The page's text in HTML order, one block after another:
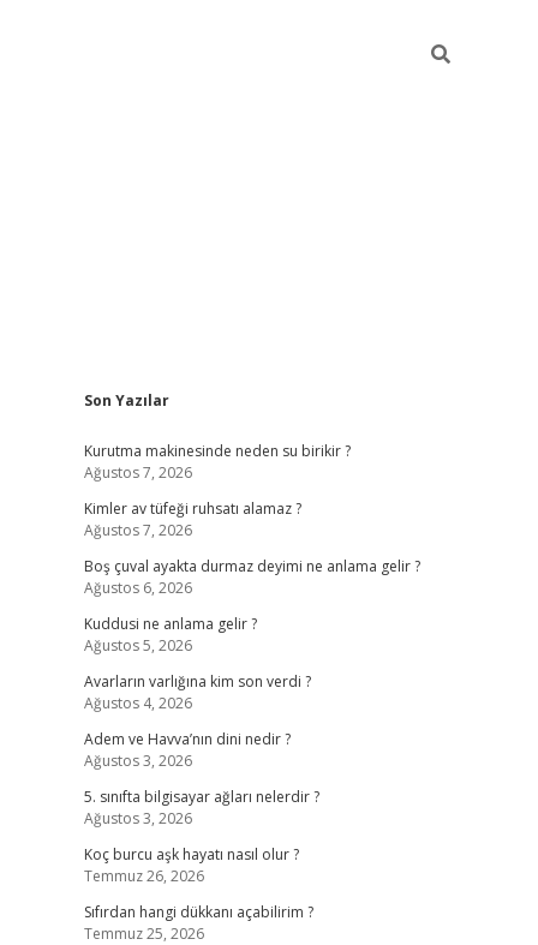
Sidebar
Son Yazılar
Kurutma makinesinde neden su birikir ?
Ağustos 7, 2026
Kimler av tüfeği ruhsatı alamaz ?
Ağustos 7, 2026
Boş çuval ayakta durmaz deyimi ne anlama gelir ?
Ağustos 6, 2026
Kuddusi ne anlama gelir ?
Ağustos 5, 2026
Avarların varlığına kim son verdi ?
Ağustos 4, 2026
Adem ve Havva’nın dini nedir ?
Ağustos 3, 2026
5. sınıfta bilgisayar ağları nelerdir ?
Ağustos 3, 2026
Koç burcu aşk hayatı nasıl olur ?
Temmuz 26, 2026
Sıfırdan hangi dükkanı açabilirim ?
Temmuz 25, 2026